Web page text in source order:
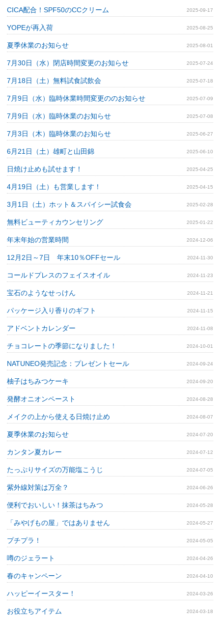
CICA配合！SPF50のCCクリーム 2025-09-17
YOPEが再入荷 2025-08-25
夏季休業のお知らせ 2025-08-01
7月30日（水）閉店時間変更のお知らせ 2025-07-24
7月18日（土）無料試食試飲会 2025-07-18
7月9日（水）臨時休業時間変更ののお知らせ 2025-07-09
7月9日（水）臨時休業のお知らせ 2025-07-08
7月3日（木）臨時休業のお知らせ 2025-06-27
6月21日（土）雄町と山田錦 2025-06-10
日焼け止めも試せます！ 2025-04-25
4月19日（土）も営業します！ 2025-04-15
3月1日（土）ホット＆スパイシー試食会 2025-02-28
無料ビューティカウンセリング 2025-01-22
年末年始の営業時間 2024-12-06
12月2日～7日 年末10％OFFセール 2024-11-30
コールドプレスのフェイスオイル 2024-11-23
宝石のようなせっけん 2024-11-21
パッケージ入り香りのギフト 2024-11-15
アドベントカレンダー 2024-11-08
チョコレートの季節になりました！ 2024-10-01
NATUNEO発売記念：プレゼントセール 2024-09-24
柚子はちみつケーキ 2024-09-20
発酵オニオンペースト 2024-08-28
メイクの上から使える日焼け止め 2024-08-07
夏季休業のお知らせ 2024-07-20
カンタン夏カレー 2024-07-12
たっぷりサイズの万能塩こうじ 2024-07-05
紫外線対策は万全？ 2024-06-26
便利でおいしい！抹茶はちみつ 2024-05-28
「みやげもの屋」ではありません 2024-05-27
プチプラ！ 2024-05-05
噂のジェラート 2024-04-26
春のキャンペーン 2024-04-10
ハッピーイースター！ 2024-03-26
お役立ちアイテム 2024-03-18